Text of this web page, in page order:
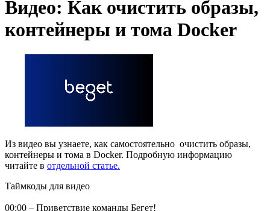
Видео: Как очистить образы,
контейнеры и тома Docker
Из видео вы узнаете, как самостоятельно очистить образы,
контейнеры и тома в Docker. Подробную информацию
читайте в отдельной статье.
Таймкоды для видео
00:00 – Приветствие команды Бегет!